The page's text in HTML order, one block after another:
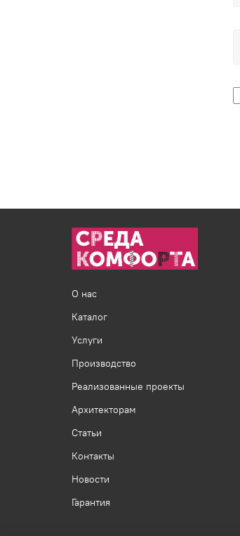
О нас
Каталог
Услуги
Производство
Реализованные проекты
Архитекторам
Статьи
Контакты
Новости
Гарантия